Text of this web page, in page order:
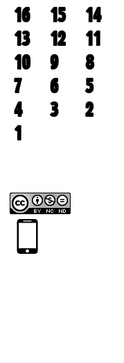
16
15
14
13
12
11
10
9
8
7
6
5
4
3
2
1